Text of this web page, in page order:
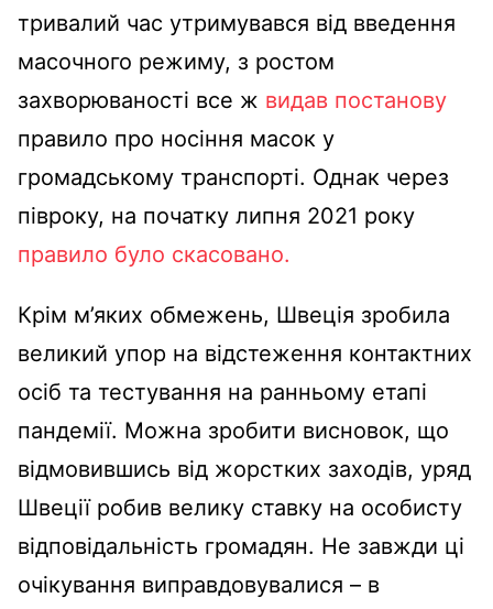
тривалий час утримувався від введення
масочного режиму, з ростом
захворюваності все ж видав постанову
правило про носіння масок у
громадському транспорті. Однак через
півроку, на початку липня 2021 року
правило було скасовано.
Крім м’яких обмежень, Швеція зробила
великий упор на відстеження контактних
осіб та тестування на ранньому етапі
пандемії. Можна зробити висновок, що
відмовившись від жорстких заходів, уряд
Швеції робив велику ставку на особисту
відповідальність громадян. Не завжди ці
очікування виправдовувалися – в